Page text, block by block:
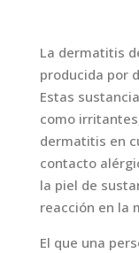
La dermatitis
producida por
Estas
como
dermatitis en
contacto
la piel de
reacción en la
El que una